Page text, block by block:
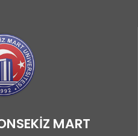
MART